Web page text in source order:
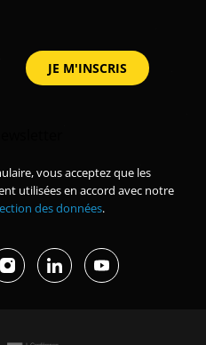
vous acceptez que les
utilisées en accord avec notre
des données.